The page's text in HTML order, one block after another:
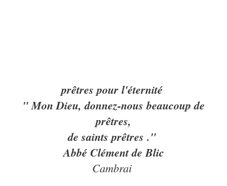
prêtres pour l'éternité
" Mon Dieu, donnez-nous beaucoup de
prêtres,
de saints prêtres ."
Abbé Clément de Blic
Cambrai